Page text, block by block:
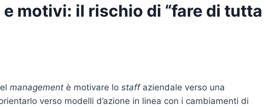
motivi: il rischio di “fare di tutta
management è motivare lo staffaziendale verso una
verso modelli d’azione in linea con i cambiamenti di